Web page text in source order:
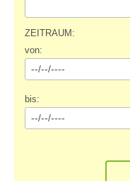
ZEITRAUM:
von:
bis: